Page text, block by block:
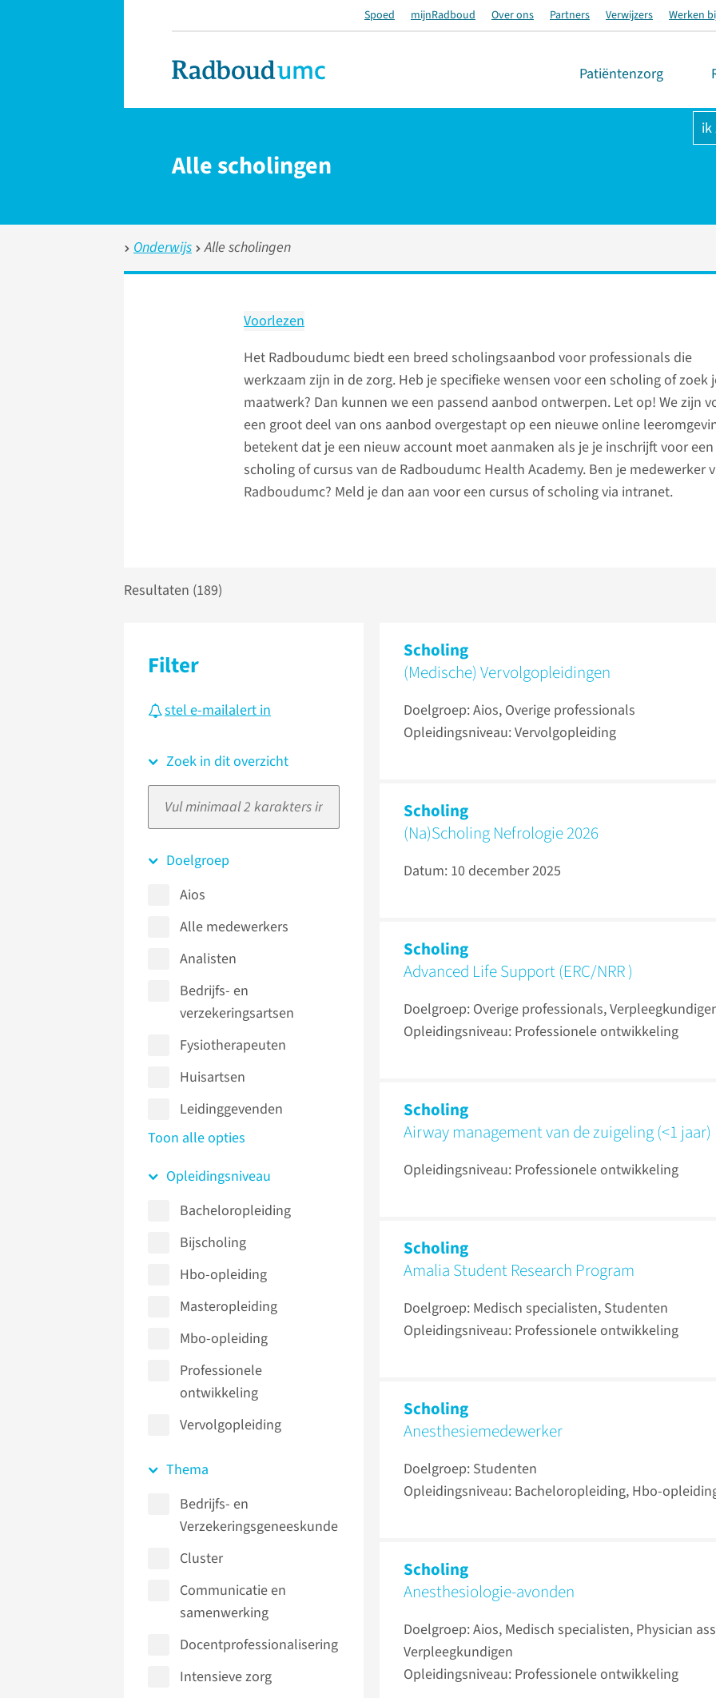
Spoed mijnRadboud Over ons Partners Verwijzers Werken
Patiëntenzorg
ik
Alle scholingen
Onderwijs Alle scholingen
Voorlezen
Het Radboudumc biedt een breed scholingsaanbod voor professionals die
werkzaam zijn in de zorg. Heb je specifieke wensen voor een scholing of zoek
maatwerk? Dan kunnen we een passend aanbod ontwerpen. Let op! We zijn
een groot deel van ons aanbod overgestapt op een nieuwe online
betekent dat je een nieuw account moet aanmaken als je je inschrijft voor een
scholing of cursus van de Radboudumc Health Academy. Ben je medewerker
Radboudumc? Meld je dan aan voor een cursus of scholing via intranet.
Resultaten (189)
Filter
stel e-mailalert in
Zoek in dit overzicht
Doelgroep
Aios
Alle medewerkers
Analisten
Bedrijfs- en
verzekeringsartsen
Fysiotherapeuten
Huisartsen
Leidinggevenden
Toon alle opties
Opleidingsniveau
Bacheloropleiding
Bijscholing
Hbo-opleiding
Masteropleiding
Mbo-opleiding
Professionele
ontwikkeling
Vervolgopleiding
Thema
Bedrijfs- en
Verzekeringsgeneeskunde
Cluster
Communicatie en
samenwerking
Docentprofessionalisering
Intensieve zorg
Scholing
(Medische) Vervolg­opleidingen
Doelgroep: Aios, Overige professionals
Opleidingsniveau: Vervolgopleiding
Scholing
(Na)Scholing Nefrologie 2026
Datum: 10 december 2025
Scholing
Advanced Life Support (ERC/NRR )
Doelgroep: Overige professionals,
Opleidingsniveau: Professionele ontwikkeling
Scholing
Airway management van de zuigeling (<1 jaar)
Opleidingsniveau: Professionele ontwikkeling
Scholing
Amalia Student Research Program
Doelgroep: Medisch specialisten, Studenten
Opleidingsniveau: Professionele ontwikkeling
Scholing
Anesthesiemedewerker
Doelgroep: Studenten
Opleidingsniveau: Bacheloropleiding, Hbo-
Scholing
Anesthesiologie-avonden
Doelgroep: Aios, Medisch specialisten, Physician
Verpleegkundigen
Opleidingsniveau: Professionele ontwikkeling